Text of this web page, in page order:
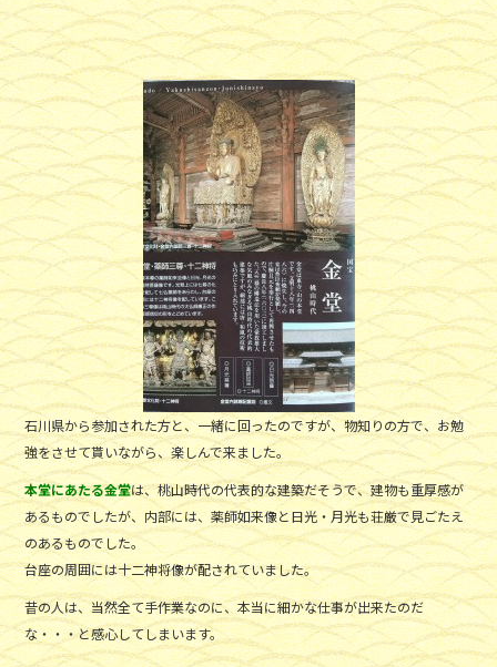
石川県から参加された方と、一緒に回ったのですが、物知りの方で、お勉
強をさせて貰いながら、楽しんで来ました。
本堂にあたる金堂は、桃山時代の代表的な建築だそうで、建物も重厚感が
あるものでしたが、内部には、薬師如来像と日光・月光も荘厳で見ごたえ
のあるものでした。
台座の周囲には十二神将像が配されていました。
昔の人は、当然全て手作業なのに、本当に細かな仕事が出来たのだ
な・・・と感心してしまいます。